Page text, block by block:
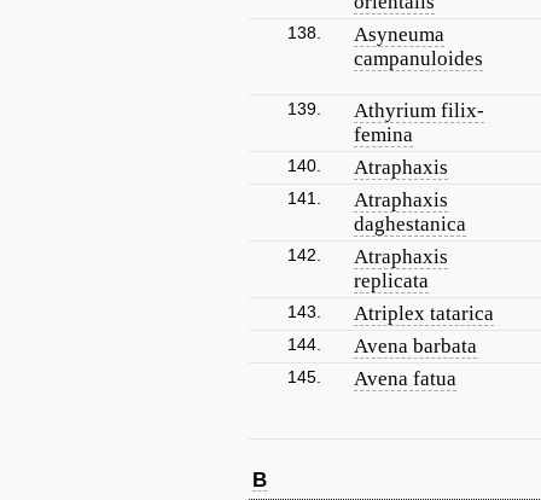
138.
Asyneuma
campanuloides
139.
Athyrium filix-
femina
140. Atraphaxis
141.
Atraphaxis
daghestanica
142.
Atraphaxis
replicata
143. Atriplex tatarica
144. Avena barbata
145. Avena fatua
B